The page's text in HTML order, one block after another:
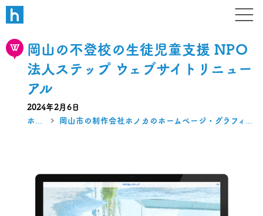
W B N デザイン・ホームページ・
岡山の不登校の生徒児童支援 NPO
法人ステップ ウェブサイトリニュー
アル
2024年2月6日
ホーム
岡山市の制作会社ホノカのホームページ・グラフィック制作実績